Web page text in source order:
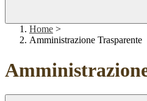
Home >
Amministrazione Trasparente